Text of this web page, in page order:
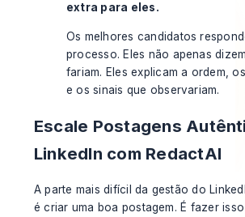
extra para eles.
Os melhores candidatos
processo. Eles não apenas
fariam. Eles explicam a ordem,
e os sinais que observariam.
Escale Postagens
LinkedIn com RedactAI
A parte mais difícil da gestão do
é criar uma boa postagem. É fazer